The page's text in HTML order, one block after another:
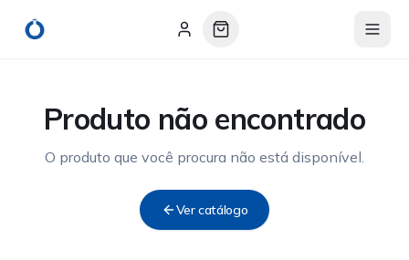
Produto não encontrado
O produto que você procura não está disponível.
Ver catálogo